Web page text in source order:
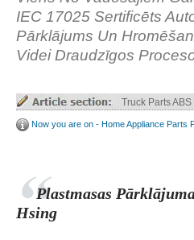
IEC 17025 Sertificēts
Pārklājums Un
Videi Draudzīgos
Truck Parts
Now you are on - Home Appliance Parts
Plastmasas
Hsing